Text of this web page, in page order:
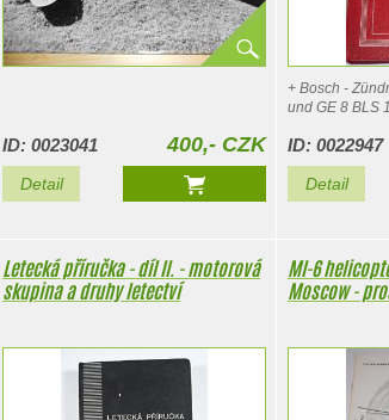
ID: 0023041 400,- CZK
Detail
+ Bosch -
und GE 8 BLS
JUMO 2015 A
ID: 0022947
Detail
Letecká příručka - díl II. - motorová
skupina a druhy letectví
MI-6
Moscow -